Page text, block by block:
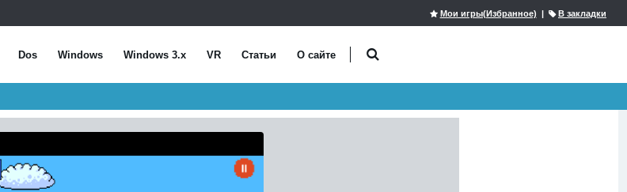
Мои игры(Избранное) | В закладки
Dos Windows Windows 3.x VR Статьи О сайте